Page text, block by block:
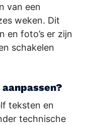
van een
weken. Dit
en foto’s er zijn
schakelen
teksten en
technische